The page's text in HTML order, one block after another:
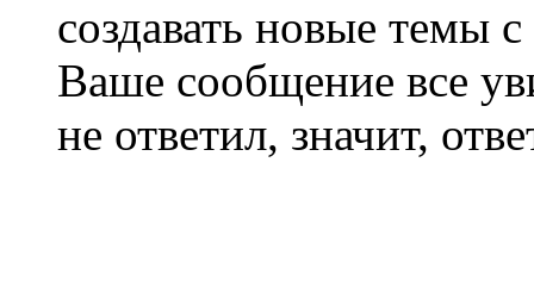
создавать новые темы
Ваше сообщение все
не ответил, значит,